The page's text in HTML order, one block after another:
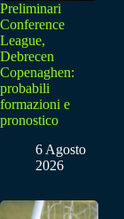
Preliminari
Conference
League,
Debrecen
Copenaghen:
probabili
formazioni e
pronostico
6 Agosto
2026